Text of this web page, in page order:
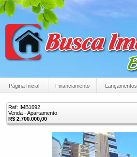
Página Inicial Financiamento Lançamentos
Ref: IMB1692
Venda - Apartamento
R$ 2.700.000,00